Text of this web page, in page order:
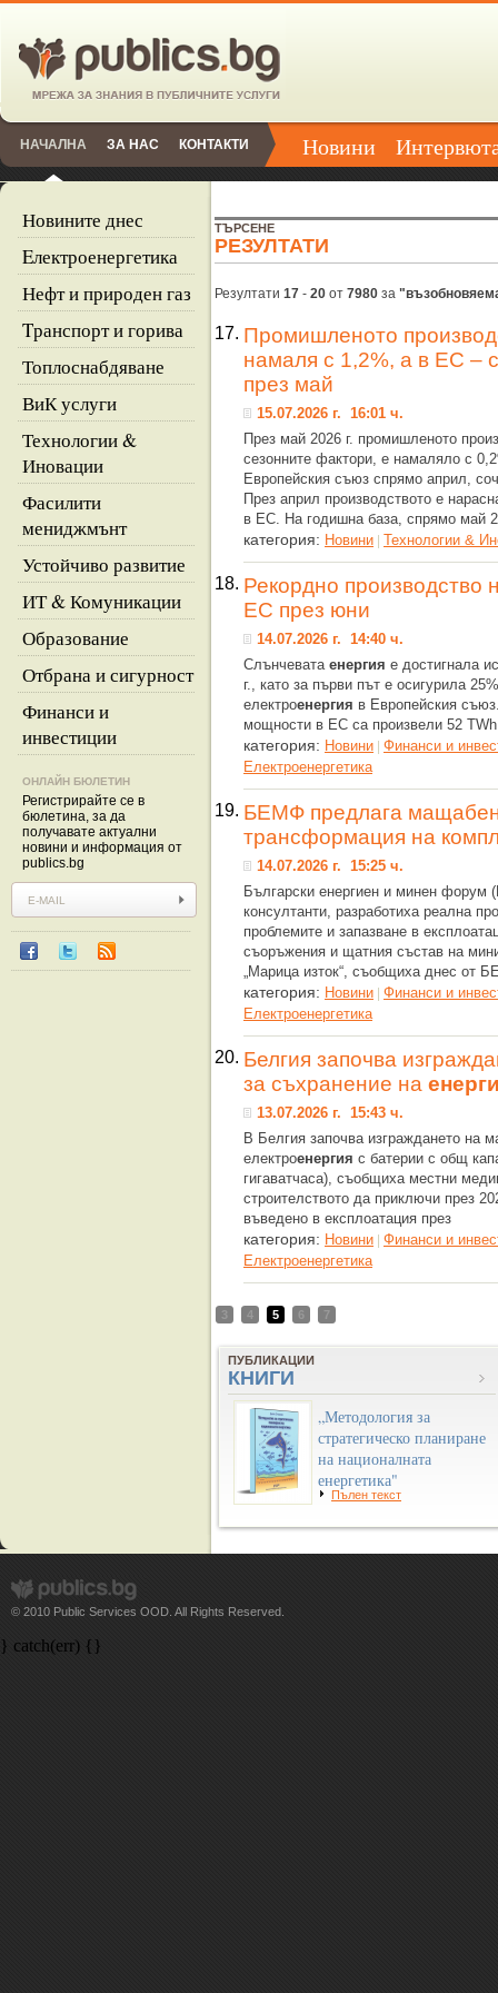
НАЧАЛНА ЗА НАС КОНТАКТИ Новини
Новините днес
Eлектроенергетика
Нефт и природен газ
Tранспорт и горива
Топлоснабдяване
ВиК услуги
Технологии &
Иновации
Фасилити
мениджмънт
Устойчиво развитие
ИТ & Комуникации
Образование
Отбрана и сигурност
Финанси и
инвестиции
ОНЛАЙН БЮЛЕТИН
Регистрирайте се в
бюлетина, за да
получавате актуални
новини и информация от
publics.bg
ТЪРСЕНЕ
РЕЗУЛТАТИ
Резултати 17 - 20 от 7980 за
17. Промишленото
намаля с 1,2%, а в ЕС –
през май
15.07.2026 г. 16:01 ч.
През май 2026 г. промишленото
сезонните фактори, е намаляло с
Европейския съюз спрямо април,
През април производството е
в ЕС. На годишна база, спрямо май
категория: Новини | Технологии &
18. Рекордно производство
ЕС през юни
14.07.2026 г. 14:40 ч.
Слънчевата енергия е достигнала
г., като за първи път е осигурила
електроенергия в Европейския
мощности в ЕС са произвели 52 TWh
категория: Новини | Финанси и
Eлектроенергетика
19. БЕМФ предлага мащабен
трансформация на
14.07.2026 г. 15:25 ч.
Български енергиен и минен
консултанти, разработиха реална
проблемите и запазване в
съоръжения и щатния състав на
„Марица изток“, съобщиха днес
категория: Новини | Финанси и
Eлектроенергетика
20. Белгия започва
за съхранение на
13.07.2026 г. 15:43 ч.
В Белгия започва изграждането на
електроенергия с батерии с общ
гигаватчаса), съобщиха местни
строителството да приключи през
въведено в експлоатация през
категория: Новини | Финанси и
Eлектроенергетика
3 4 5 6 7
ПУБЛИКАЦИИ
КНИГИ
„Методология за
стратегическо планиране
на националната
енергетика"
Пълен текст
© 2010 Public Services OOD. All Rights Reserved.
} catch(err) {}